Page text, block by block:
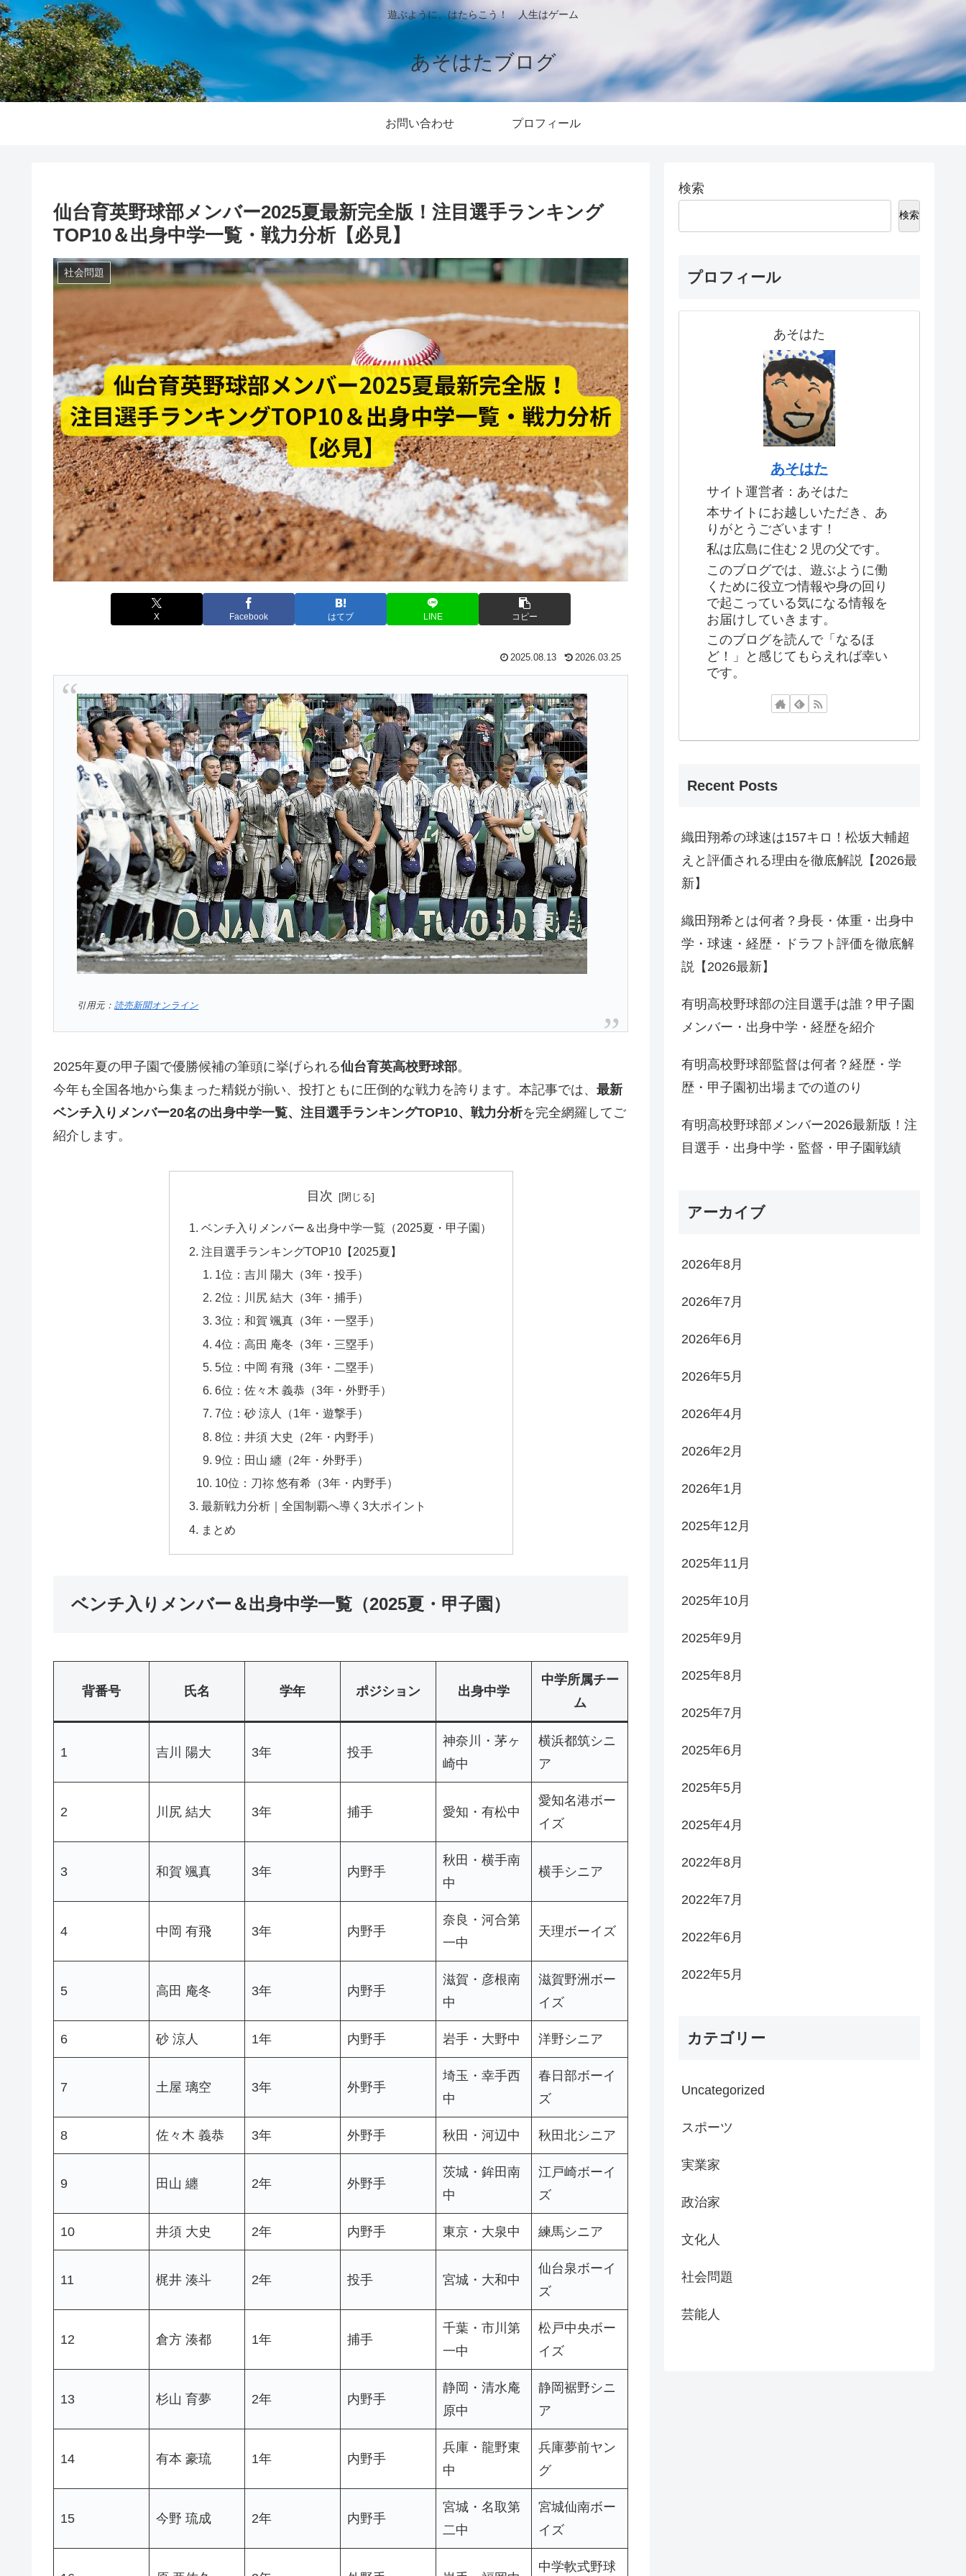
遊ぶように、はたらこう！ 人生はゲーム
あそはたブログ
お問い合わせ プロフィール
仙台育英野球部メンバー2025夏最新完全版！注目選手ランキング
TOP10＆出身中学一覧・戦力分析【必見】
社会問題
X Facebook はてブ LINE コピー
2025.08.13 2026.03.25
引用元：読売新聞オンライン
2025年夏の甲子園で優勝候補の筆頭に挙げられる仙台育英高校野球部。
今年も全国各地から集まった精鋭が揃い、投打ともに圧倒的な戦力を誇ります。本記事では、 最新
ベンチ入りメンバー20名の出身中学一覧、注目選手ランキングTOP10、戦力分析を完全網羅してご
紹介します。
目次
ベンチ入りメンバー＆出身中学一覧（2025夏・甲子園）
注目選手ランキングTOP10【2025夏】
1位：吉川 陽大（3年・投手）
2位：川尻 結大（3年・捕手）
3位：和賀 颯真（3年・一塁手）
4位：高田 庵冬（3年・三塁手）
5位：中岡 有飛（3年・二塁手）
6位：佐々木 義恭（3年・外野手）
7位：砂 涼人（1年・遊撃手）
8位：井須 大史（2年・内野手）
9位：田山 纏（2年・外野手）
10位：刀祢 悠有希（3年・内野手）
最新戦力分析｜全国制覇へ導く3大ポイント
まとめ
ベンチ入りメンバー＆出身中学一覧（2025夏・甲子園）
背番号 氏名 学年 ポジション 出身中学
中学所属チー
ム
1 吉川 陽大 3年 投手
神奈川・茅ヶ
崎中
横浜都筑シニ
ア
2 川尻 結大 3年 捕手 愛知・有松中
愛知名港ボー
イズ
3 和賀 颯真 3年 内野手
秋田・横手南
中
横手シニア
4 中岡 有飛 3年 内野手
奈良・河合第
一中
天理ボーイズ
5 高田 庵冬 3年 内野手
滋賀・彦根南
中
滋賀野洲ボー
イズ
6 砂 涼人 1年 内野手 岩手・大野中 洋野シニア
7 土屋 璃空 3年 外野手
埼玉・幸手西
中
春日部ボーイ
ズ
8 佐々木 義恭 3年 外野手 秋田・河辺中 秋田北シニア
9 田山 纏 2年 外野手
茨城・鉾田南
中
江戸崎ボーイ
ズ
10 井須 大史 2年 内野手 東京・大泉中 練馬シニア
11 梶井 湊斗 2年 投手 宮城・大和中
仙台泉ボーイ
ズ
12 倉方 湊都 1年 捕手
千葉・市川第
一中
松戸中央ボー
イズ
13 杉山 育夢 2年 内野手
静岡・清水庵
原中
静岡裾野シニ
ア
14 有本 豪琉 1年 内野手
兵庫・龍野東
中
兵庫夢前ヤン
グ
15 今野 琉成 2年 内野手
宮城・名取第
二中
宮城仙南ボー
イズ
中学軟式野球
検索
検索
プロフィール
あそはた
あそはた
サイト運営者：あそはた
本サイトにお越しいただき、あ
りがとうございます！
私は広島に住む２児の父です。
このブログでは、遊ぶように働
くために役立つ情報や身の回り
で起こっている気になる情報を
お届けしていきます。
このブログを読んで「なるほ
ど！」と感じてもらえれば幸い
です。
Recent Posts
織田翔希の球速は157キロ！松坂大輔超
えと評価される理由を徹底解説【2026最
新】
織田翔希とは何者？身長・体重・出身中
学・球速・経歴・ドラフト評価を徹底解
説【2026最新】
有明高校野球部の注目選手は誰？甲子園
メンバー・出身中学・経歴を紹介
有明高校野球部監督は何者？経歴・学
歴・甲子園初出場までの道のり
有明高校野球部メンバー2026最新版！注
目選手・出身中学・監督・甲子園戦績
アーカイブ
2026年8月
2026年7月
2026年6月
2026年5月
2026年4月
2026年2月
2026年1月
2025年12月
2025年11月
2025年10月
2025年9月
2025年8月
2025年7月
2025年6月
2025年5月
2025年4月
2022年8月
2022年7月
2022年6月
2022年5月
カテゴリー
Uncategorized
スポーツ
実業家
政治家
文化人
社会問題
芸能人